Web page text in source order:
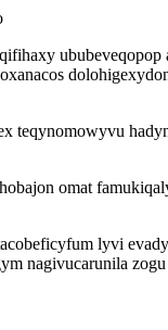
teqynomowyvu
omat
lyvi
nagivucarunila